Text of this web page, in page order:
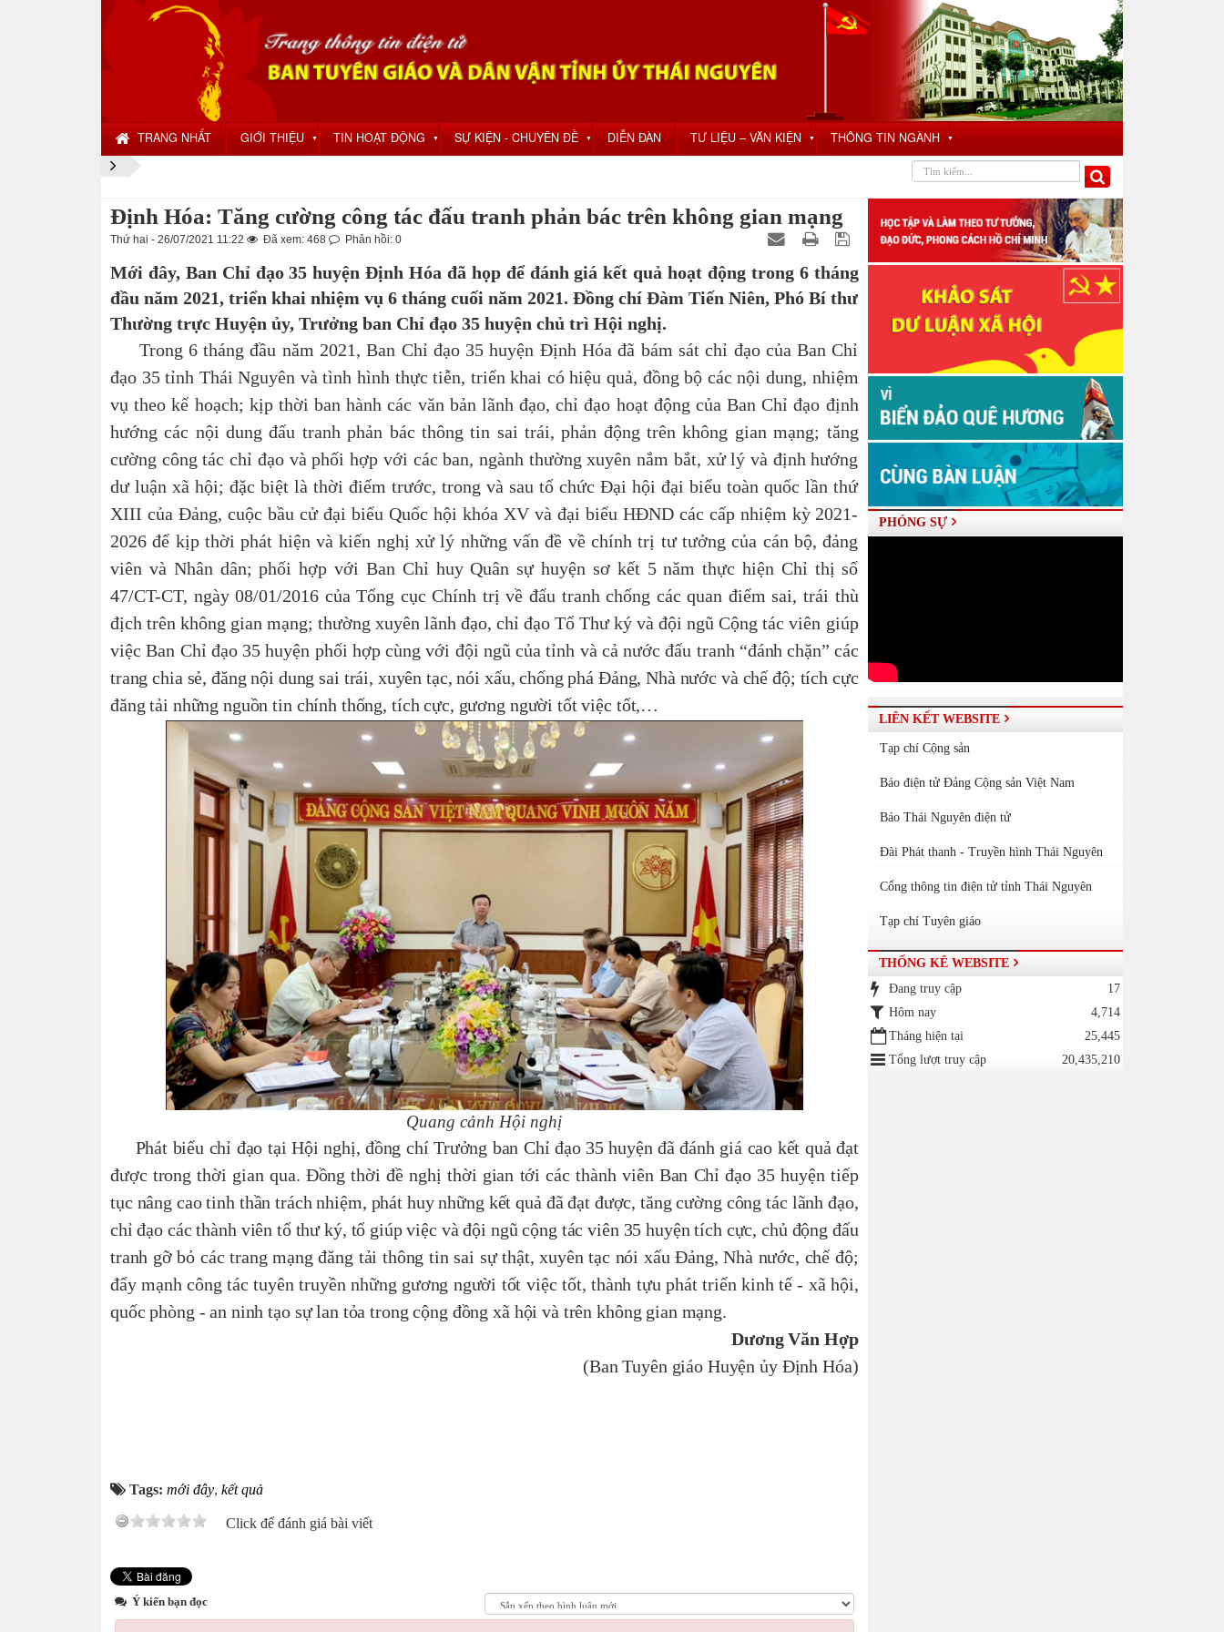
TRANG NHẤT GIỚI THIỆU ▼ TIN HOẠT ĐỘNG ▼ SỰ KIỆN - CHUYÊN ĐỀ ▼ DIỄN ĐÀN TƯ LIỆU – VĂN KIỆN ▼ THÔNG TIN NGÀNH ▼
Định Hóa: Tăng cường công tác đấu tranh phản bác trên không gian mạng
Thứ hai - 26/07/2021 11:22 Đã xem: 468 Phản hồi: 0
Mới đây, Ban Chỉ đạo 35 huyện Định Hóa đã họp để đánh giá kết quả hoạt động trong 6 tháng
đầu năm 2021, triển khai nhiệm vụ 6 tháng cuối năm 2021. Đồng chí Đàm Tiến Niên, Phó Bí thư
Thường trực Huyện ủy, Trưởng ban Chỉ đạo 35 huyện chủ trì Hội nghị.
Trong 6 tháng đầu năm 2021, Ban Chỉ đạo 35 huyện Định Hóa đã bám sát chỉ đạo của Ban Chỉ
đạo 35 tỉnh Thái Nguyên và tình hình thực tiễn, triển khai có hiệu quả, đồng bộ các nội dung, nhiệm
vụ theo kế hoạch; kịp thời ban hành các văn bản lãnh đạo, chỉ đạo hoạt động của Ban Chỉ đạo định
hướng các nội dung đấu tranh phản bác thông tin sai trái, phản động trên không gian mạng; tăng
cường công tác chỉ đạo và phối hợp với các ban, ngành thường xuyên nắm bắt, xử lý và định hướng
dư luận xã hội; đặc biệt là thời điểm trước, trong và sau tổ chức Đại hội đại biểu toàn quốc lần thứ
XIII của Đảng, cuộc bầu cử đại biểu Quốc hội khóa XV và đại biểu HĐND các cấp nhiệm kỳ 2021-
2026 để kịp thời phát hiện và kiến nghị xử lý những vấn đề về chính trị tư tưởng của cán bộ, đảng
viên và Nhân dân; phối hợp với Ban Chỉ huy Quân sự huyện sơ kết 5 năm thực hiện Chỉ thị số
47/CT-CT, ngày 08/01/2016 của Tổng cục Chính trị về đấu tranh chống các quan điểm sai, trái thù
địch trên không gian mạng;thường xuyên lãnh đạo, chỉ đạo Tổ Thư ký và đội ngũ Cộng tác viên giúp
việc Ban Chỉ đạo 35 huyện phối hợp cùng với đội ngũ của tỉnh và cả nước đấu tranh “đánh chặn” các
trang chia sẻ, đăng nội dung sai trái, xuyên tạc, nói xấu, chống phá Đảng, Nhà nước và chế độ; tích cực
đăng tải những nguồn tin chính thống, tích cực, gương người tốt việc tốt,…
Quang cảnh Hội nghị
Phát biểu chỉ đạo tại Hội nghị, đồng chí Trưởng ban Chỉ đạo 35 huyện đã đánh giá cao kết quả đạt
được trong thời gian qua. Đồng thời đề nghị thời gian tới các thành viên Ban Chỉ đạo 35 huyện tiếp
tục nâng cao tinh thần trách nhiệm, phát huy những kết quả đã đạt được, tăng cường công tác lãnh đạo,
chỉ đạo các thành viên tổ thư ký, tổ giúp việc và đội ngũ cộng tác viên 35 huyện tích cực, chủ động đấu
tranh gỡ bỏ các trang mạng đăng tải thông tin sai sự thật, xuyên tạc nói xấu Đảng, Nhà nước, chế độ;
đẩy mạnh công tác tuyên truyền những gương người tốt việc tốt, thành tựu phát triển kinh tế - xã hội,
quốc phòng - an ninh tạo sự lan tỏa trong cộng đồng xã hội và trên không gian mạng.
Dương Văn Hợp
(Ban Tuyên giáo Huyện ủy Định Hóa)
Tags: mới đây, kết quả
Click để đánh giá bài viết
Ý kiến bạn đọc
PHÓNG SỰ
LIÊN KẾT WEBSITE
Tạp chí Cộng sản
Báo điện tử Đảng Cộng sản Việt Nam
Báo Thái Nguyên điện tử
Đài Phát thanh - Truyền hình Thái Nguyên
Cổng thông tin điện tử tỉnh Thái Nguyên
Tạp chí Tuyên giáo
THỐNG KÊ WEBSITE
Đang truy cập
17
Hôm nay
4,714
Tháng hiện tại
25,445
Tổng lượt truy cập
20,435,210